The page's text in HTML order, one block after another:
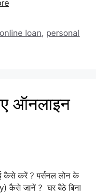
online loan, personal
ऑनलाइन
कैसे करें ? पर्सनल लोन के
कैसे जानें ? घर बैठे बिना